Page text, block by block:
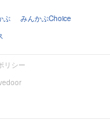
ぶ
みんかぶChoice
リシー